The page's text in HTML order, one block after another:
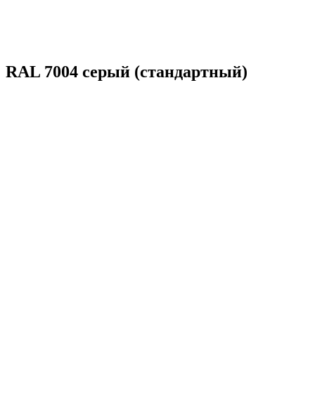
RAL 7004 серый (стандартный)